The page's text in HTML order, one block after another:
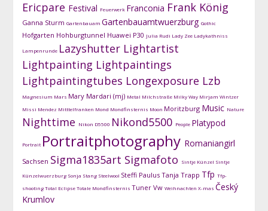
Ericpare Festival Feuerwerk Franconia Frank König
Ganna Sturm Gartenbauam Gartenbauamtwuerzburg Gothic
Hofgarten Hohburgtunnel Huawei P30 Julia Rudi Lady Zee Ladykathniss
Lampenrunde Lazyshutter Lightartist
Lightpainting Lightpaintings
Lightpaintingtubes Longexposure Lzb
Magnesium Mars Mary Mardari (mj) Metal Milchstraße Milky Way Mirjam Wintzer
Missi Mendez Mitttelfranken Mond Mondfinsternis Moon Moritzburg Music Nature
Nighttime Nikon D5500 Nikond5500 People Platypod
Portrait Portraitphotography Romaniangirl
Sachsen Sigma1835art Sigmafoto Sintje Künzel Sintje
Künzelwuerzburg Sonja Stang Steelwool Steffi Paulus Tanja Trapp Tfp Tfp-
shootingTotal EclipseTotale Mondfinsternis Tuner Vw Weihnachten X-mas Český
Krumlov